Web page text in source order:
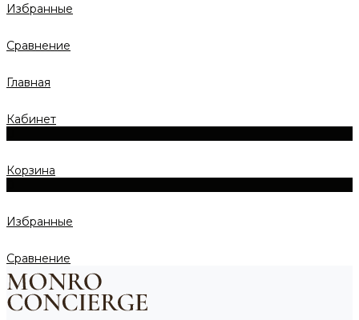
Избранные
Сравнение
Главная
Кабинет
Корзина
Избранные
Сравнение